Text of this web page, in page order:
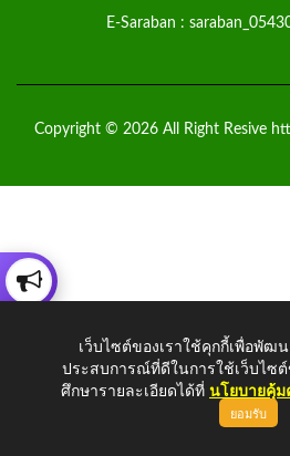
E-Saraban :
Copyright © 2026 All Right Resive
เว็บไซต์ของเราใช้คุกกี้เพื่อพัฒ
ประสบการณ์ที่ดีในการใช้เว็บไซ
ศึกษารายละเอียดได้ที่ นโยบายคุ้
ยอมรับ